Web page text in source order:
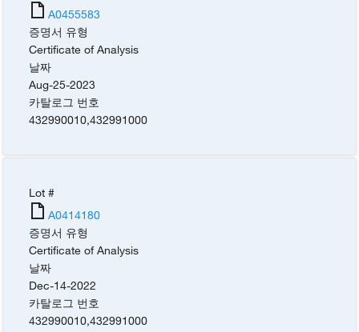
A0455583
증명서 유형
Certificate of Analysis
날짜
Aug-25-2023
카탈로그 번호
432990010,432991000
Lot #
A0414180
증명서 유형
Certificate of Analysis
날짜
Dec-14-2022
카탈로그 번호
432990010,432991000